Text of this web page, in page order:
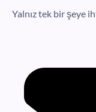
Yalnız tek bir şeye